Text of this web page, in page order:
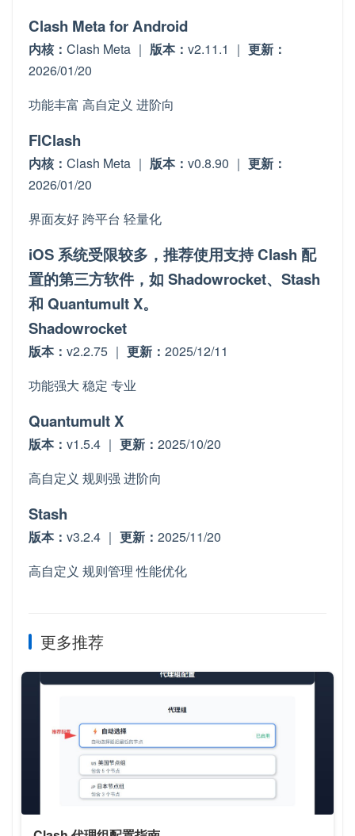
Clash Meta for Android
内核： Clash Meta ｜ 版本： v2.11.1 ｜ 更新：
2026/01/20
功能丰富 高自定义 进阶向
FlClash
内核： Clash Meta ｜ 版本： v0.8.90 ｜ 更新：
2026/01/20
界面友好 跨平台 轻量化
iOS 系统受限较多，推荐使用支持 Clash 配
置的第三方软件，如 Shadowrocket、Stash
和 Quantumult X。
Shadowrocket
版本： v2.2.75 ｜ 更新： 2025/12/11
功能强大 稳定 专业
Quantumult X
版本： v1.5.4 ｜ 更新： 2025/10/20
高自定义 规则强 进阶向
Stash
版本： v3.2.4 ｜ 更新： 2025/11/20
高自定义 规则管理 性能优化
更多推荐